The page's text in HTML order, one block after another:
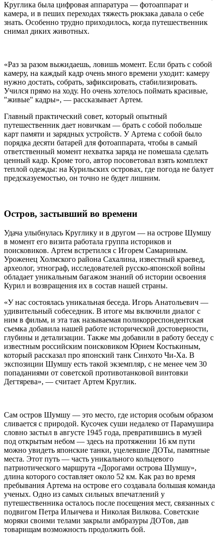
Круглика была цифровая аппаратура — фотоаппарат и
камера, и в пеших переходах тяжесть рюкзака давала о себе
знать. Особенно трудно приходилось, когда путешественник
снимал диких животных.
«Раз за разом выжидаешь, ловишь момент. Если брать с собой
камеру, на каждый кадр очень много времени уходит: камеру
нужно достать, собрать, зафиксировать, стабилизировать.
Учился прямо на ходу. Но очень хотелось поймать красивые,
"живые" кадры», — рассказывает Артем.
Главный практический совет, который опытный
путешественник дает новичкам — брать с собой побольше
карт памяти и зарядных устройств. У Артема с собой было
порядка десяти батарей для фотоаппарата, чтобы в самый
ответственный момент нехватка заряда не помешала сделать
ценный кадр. Кроме того, автор посоветовал взять комплект
теплой одежды: на Курильских островах, где погода не балует
предсказуемостью, он точно не будет лишним.
Остров, застывший во времени
Удача улыбнулась Круглику и в другом — на острове Шумшу
в момент его визита работала группа историков и
поисковиков. Артем встретился с Игорем Самариным.
Уроженец Холмского района Сахалина, известный краевед,
археолог, этнограф, исследователей русско-японской войны
обладает уникальным багажом знаний об истории освоения
Курил и возвращения их в состав нашей страны.
«У нас состоялась уникальная беседа. Игорь Анатольевич —
удивительный собеседник. В итоге мы включили диалог с
ним в фильм, и эта так называемая поликорреспондентская
съемка добавила нашей работе исторической достоверности,
глубины и детализации. Также мы добавили в работу беседу с
известным российским поисковиком Юрием Костькиным,
который рассказал про японский танк Синхото Чи-Ха. В
экспозиции Шумшу есть такой экземпляр, с не менее чем 30
попаданиями от советской противотанковой винтовки
Дегтярева», — считает Артем Круглик.
Сам остров Шумшу — это место, где история особым образом
сливается с природой. Кусочек суши недалеко от Парамушира
словно застыл в августе 1945 года, превратившись в музей
под открытым небом — здесь на протяжении 16 км пути
можно увидеть японские танки, уцелевшие ДОТы, памятные
места. Этот путь — часть уникального кольцевого
патриотического маршрута «Дорогами острова Шумшу»,
длина которого составляет около 52 км. Как раз во время
пребывания Артема на острове его создавала большая команда
ученых. Одно из самых сильных впечатлений у
путешественника осталось после посещения мест, связанных с
подвигом Петра Ильичева и Николая Вилкова. Советские
моряки своими телами закрыли амбразуры ДОТов, дав
товарищам возможность продолжить бой.